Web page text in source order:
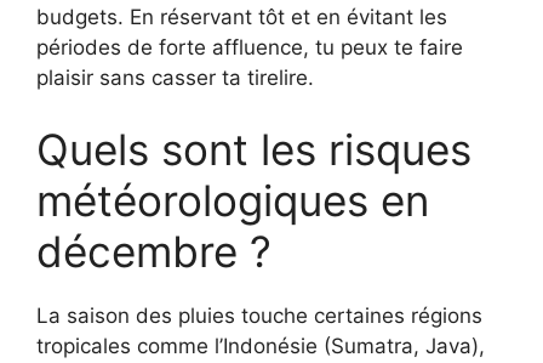
budgets. En réservant tôt et en évitant les
périodes de forte affluence, tu peux te faire
plaisir sans casser ta tirelire.
Quels sont les risques
météorologiques en
décembre ?
La saison des pluies touche certaines régions
tropicales comme l’Indonésie (Sumatra, Java),